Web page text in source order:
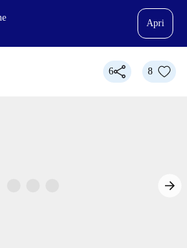
Apri
6 8